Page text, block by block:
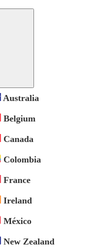
Australia
Belgium
Canada
Colombia
France
Ireland
México
New Zealand